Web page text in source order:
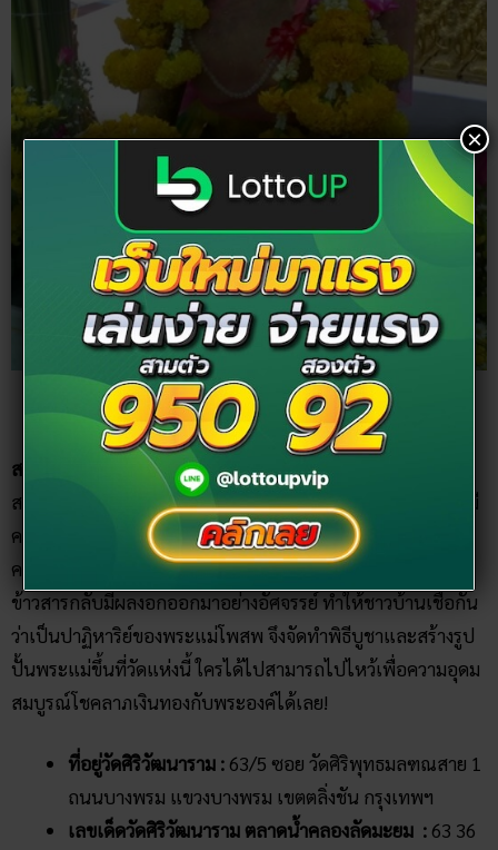
ขอบคุณภาพจาก palungjit
สถานที่ขอพร :
เมื่อเที่ยวตลาดน้ำคลองลัดมะยมเสร็จแล้ว
สามารถขับรถเลยไปอีกหน่อยจะเจอกับ “วัดศิริวัฒนาราม
” ซึ่งมี
ความเกี่ยวข้องกับตำนาน “ศาลแม่โพสพ” อย่างแน่นแฟ้น โดย
ครั้งหนึ่งมีเรื่องเล่าว่ามีชาวบ้านแช่ข้าวสารเพื่อจะทำขนมจีน แต่
ข้าวสารกลับมีผลงอกออกมาอย่างอัศจรรย์ ทำให้ชาวบ้านเชื่อกัน
ว่าเป็นปาฏิหาริย์ของพระแม่โพสพ จึงจัดทำพิธีบูชาและสร้างรูป
ปั้นพระแม่ขึ้นที่วัดแห่งนี้ ใครได้ไปสามารถไปไหว้เพื่อความอุดม
สมบูรณ์โชคลาภเงินทองกับพระองค์ได้เลย!
ที่อยู่วัดศิริวัฒนาราม : 63/5 ซอย วัดศิริพุทธมลฑณสาย 1
ถนนบางพรม แขวงบางพรม เขตตลิ่งชัน กรุงเทพฯ
เลขเด็ดวัดศิริวัฒนาราม ตลาดน้ำคลองลัดมะยม : 63 36
×